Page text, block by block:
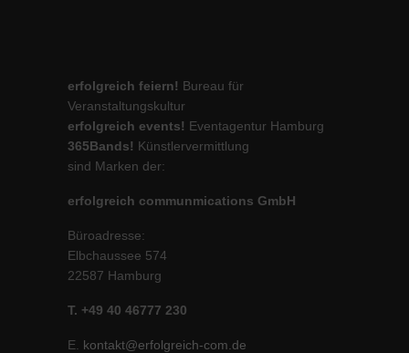
erfolgreich feiern! Bureau für
Veranstaltungskultur
erfolgreich events! Eventagentur Hamburg
365Bands! Künstlervermittlung
sind Marken der:
erfolgreich communmications GmbH
Büroadresse:
Elbchaussee 574
22587 Hamburg
T. +49 40 46777 230
E. kontakt@erfolgreich-com.de